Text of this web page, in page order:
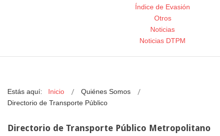
Índice de Evasión
Otros
Noticias
Noticias DTPM
Estás aquí: Inicio
Quiénes Somos
Directorio de Transporte Público
Directorio de Transporte Público Metropolitano